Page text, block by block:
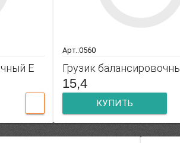
E
Арт.:0560
Грузик
15,4
КУПИТЬ